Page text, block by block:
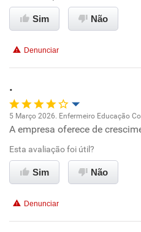
Benefícios
Sim Não
Denunciar
.
Oportunidade de promoção
Ambiente de trabalho
Benefícios
5 Março 2026. Enfermeiro Educação
A empresa oferece de
Esta avaliação foi útil?
Sim Não
Denunciar